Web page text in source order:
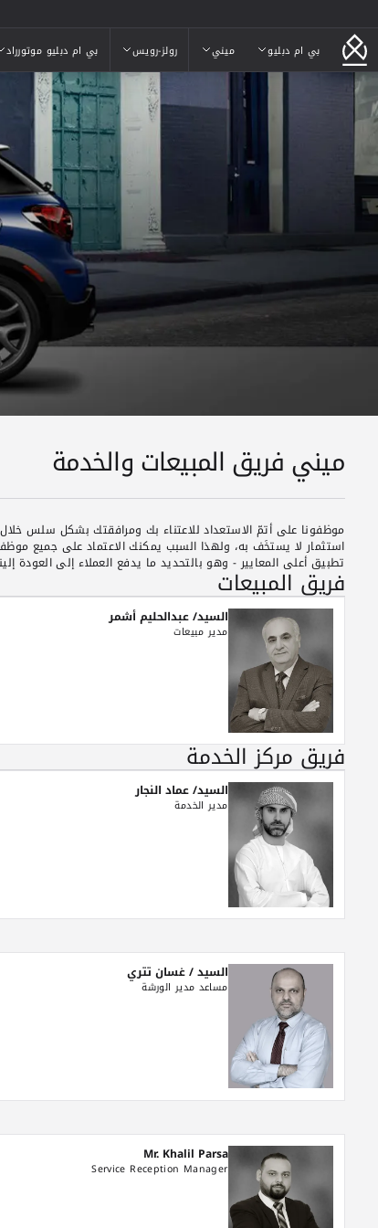
بي ام دبليو
بي ام دبليو
ميني رولز-رويس
رولز-رويس
بي ام دبليو موتورراد
بي ام دبليو موتورراد
ميني فريق المبيعات والخدمة
موظفونا على أتمّ الاستعداد للاعتناء بك ومرافقتك بشكل سلس
استثمار لا يستخَف به، ولهذا السبب يمكنك الاعتماد على جميع
تطبيق أعلى المعايير - وهو بالتحديد ما يدفع العملاء إلى العودة
فريق المبيعات
السيد/ عبدالحليم أشمر
مدير مبيعات
فريق مركز الخدمة
السيد/ عماد النجار
مدير الخدمة
السيد / غسان تتري
مساعد مدير الورشة
Mr. Khalil Parsa
Service Reception Manager